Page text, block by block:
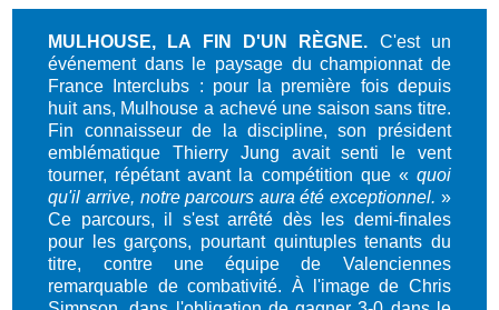
MULHOUSE, LA FIN D'UN RÈGNE. C'est un
événement dans le paysage du championnat de
France Interclubs : pour la première fois depuis
huit ans, Mulhouse a achevé une saison sans titre.
Fin connaisseur de la discipline, son président
emblématique Thierry Jung avait senti le vent
tourner, répétant avant la compétition que « quoi
qu'il arrive, notre parcours aura été exceptionnel. »
Ce parcours, il s'est arrêté dès les demi-finales
pour les garçons, pourtant quintuples tenants du
titre, contre une équipe de Valenciennes
remarquable de combativité. À l'image de Chris